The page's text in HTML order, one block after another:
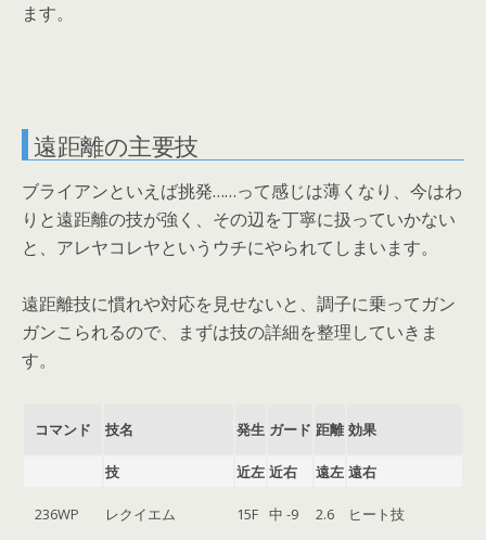
ます。
遠距離の主要技
ブライアンといえば挑発……って感じは薄くなり、今はわ
りと遠距離の技が強く、その辺を丁寧に扱っていかない
と、アレヤコレヤというウチにやられてしまいます。
遠距離技に慣れや対応を見せないと、調子に乗ってガン
ガンこられるので、まずは技の詳細を整理していきま
す。
コマンド 技名 発生 ガード 距離 効果
技 近左 近右 遠左 遠右
236WP レクイエム 15F 中 -9 2.6 ヒート技